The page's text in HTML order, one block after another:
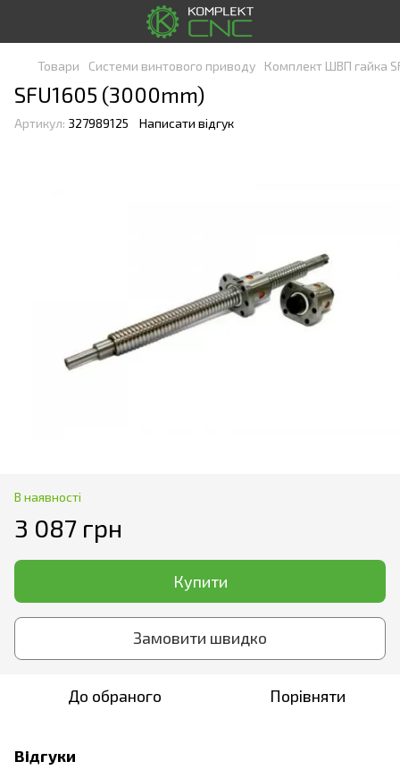
Товари Системи винтового приводу Комплект ШВП гайка
SFU1605 (3000mm)
Артикул: 327989125 Написати відгук
В наявності
3 087 грн
Купити
Замовити швидко
До обраного Порівняти
Відгуки